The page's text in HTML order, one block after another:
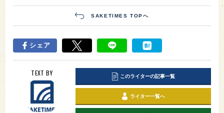
SAKETIMES TOPへ
シェア
TEXT BY このライターの記事一覧
ライター一覧へ